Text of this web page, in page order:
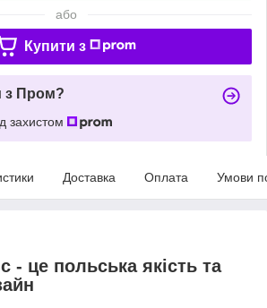
або
Купити з
з Пром?
захистом
Доставка Оплата Умови
- це польська якість та